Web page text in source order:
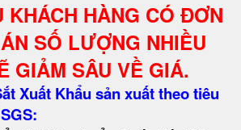
KHÁCH HÀNG CÓ ĐƠN
SỐ LƯỢNG NHIỀU
GIẢM SÂU VỀ GIÁ.
Xuất Khẩu sản xuất theo tiêu